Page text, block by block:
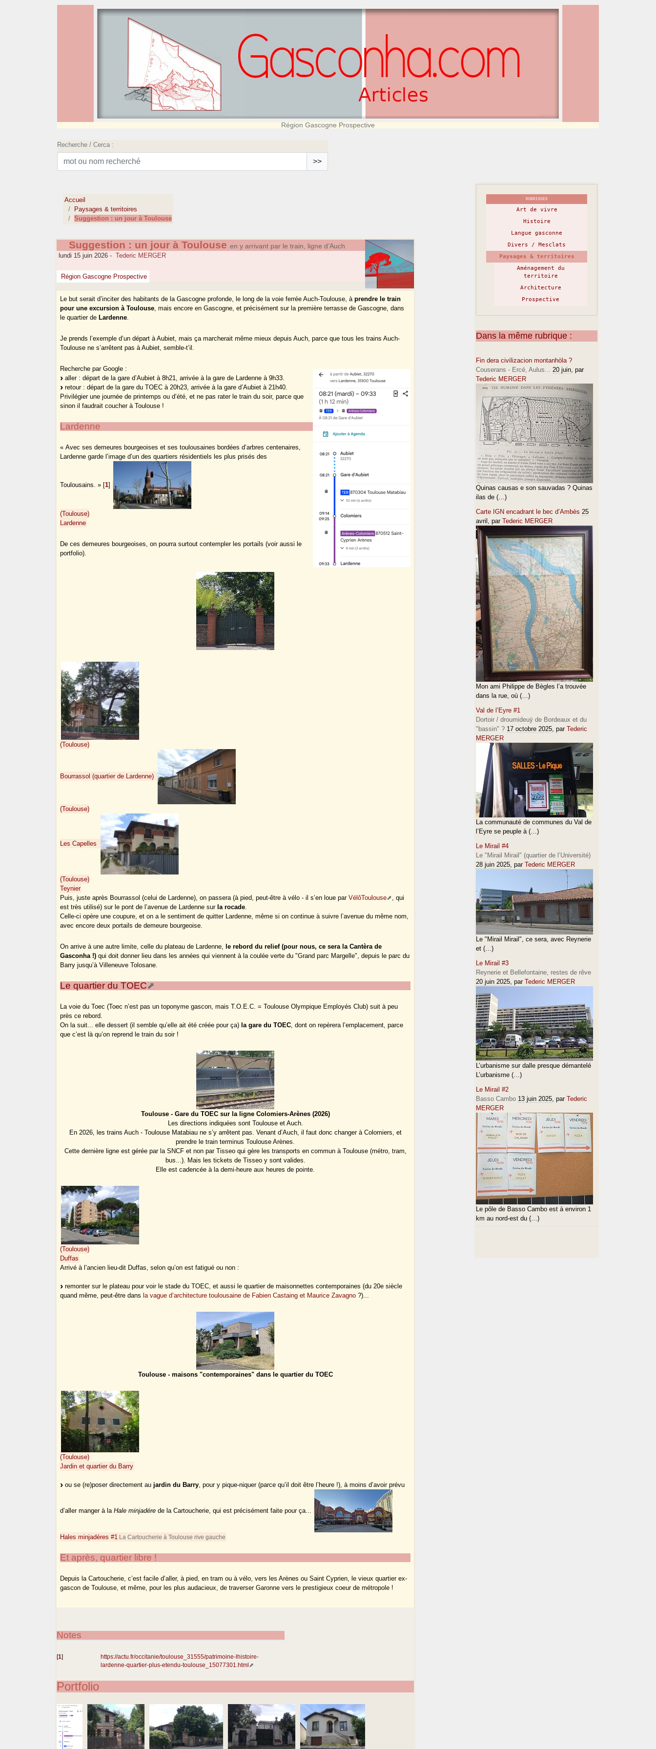
Région Gascogne Prospective
Recherche / Cerca :
>>
Accueil
Paysages & territoires
Suggestion : un jour à Toulouse
Suggestion : un jour à Toulouse en y arrivant par le train, ligne d’Auch
lundi 15 juin 2026 - Tederic MERGER
Région Gascogne Prospective
Le but serait d’inciter des habitants de la Gascogne profonde, le long de la voie ferrée Auch-Toulouse, àprendre le train
pour une excursion à Toulouse, mais encore en Gascogne, et précisément sur la première terrasse de Gascogne, dans
le quartier de Lardenne.
Je prends l’exemple d’un départ à Aubiet, mais ça marcherait même mieux depuis Auch, parce que tous les trains Auch-
Toulouse ne s’arrêtent pas à Aubiet, semble-t’il.
Recherche par Google :
aller : départ de la gare d’Aubiet à 8h21, arrivée à la gare de Lardenne à 9h33.
retour : départ de la gare du TOEC à 20h23, arrivée à la gare d’Aubiet à 21h40.
Privilégier une journée de printemps ou d’été, et ne pas rater le train du soir, parce que
sinon il faudrait coucher à Toulouse !
Lardenne
« Avec ses demeures bourgeoises et ses toulousaines bordées d’arbres centenaires,
Lardenne garde l’image d’un des quartiers résidentiels les plus prisés des
Toulousains. » [1]
(Toulouse)
Lardenne
De ces demeures bourgeoises, on pourra surtout contempler les portails (voir aussi le
portfolio).
(Toulouse)
Bourrassol (quartier de Lardenne)
(Toulouse)
Les Capelles
(Toulouse)
Teynier
Puis, juste après Bourrassol (celui de Lardenne), on passera (à pied, peut-être à vélo - il s’en loue parVélôToulouse
, qui
est très utilisé) sur le pont de l’avenue de Lardenne sur la rocade.
Celle-ci opère une coupure, et on a le sentiment de quitter Lardenne, même si on continue à suivre l’avenue du même nom,
avec encore deux portails de demeure bourgeoise.
On arrive à une autre limite, celle du plateau de Lardenne, le rebord du relief (pour nous, ce sera la Cantèra de
Gasconha !) qui doit donner lieu dans les années qui viennent à la coulée verte du "Grand parc Margelle", depuis le parc du
Barry jusqu’à Villeneuve Tolosane.
Le quartier du TOEC
La voie du Toec (Toec n’est pas un toponyme gascon, mais T.O.E.C. = Toulouse Olympique Employés Club) suit à peu
près ce rebord.
On la suit... elle dessert (il semble qu’elle ait été créée pour ça) la gare du TOEC, dont on repèrera l’emplacement, parce
que c’est là qu’on reprend le train du soir !
Toulouse - Gare du TOEC sur la ligne Colomiers-Arènes (2026)
Les directions indiquées sont Toulouse et Auch.
En 2026, les trains Auch - Toulouse Matabiau ne s’y arrêtent pas. Venant d’Auch, il faut donc changer à Colomiers, et
prendre le train terminus Toulouse Arènes.
Cette dernière ligne est gérée par la SNCF et non par Tisseo qui gère les transports en commun à Toulouse (métro, tram,
bus...). Mais les tickets de Tisseo y sont valides.
Elle est cadencée à la demi-heure aux heures de pointe.
(Toulouse)
Duffas
Arrivé à l’ancien lieu-dit Duffas, selon qu’on est fatigué ou non :
remonter sur le plateau pour voir le stade du TOEC, et aussi le quartier de maisonnettes contemporaines (du 20e siècle
quand même, peut-être dans la vague d’architecture toulousaine de Fabien Castaing et Maurice Zavagno ?)...
Toulouse - maisons "contemporaines" dans le quartier du TOEC
(Toulouse)
Jardin et quartier du Barry
ou se (re)poser directement au jardin du Barry, pour y pique-niquer (parce qu’il doit être l’heure !), à moins d’avoir prévu
d’aller manger à laHale minjadére de la Cartoucherie, qui est précisément faite pour ça...
Hales minjadéres #1 La Cartoucherie à Toulouse rive gauche
Et après, quartier libre !
Depuis la Cartoucherie, c’est facile d’aller, à pied, en tram ou à vélo, vers les Arènes ou Saint Cyprien, le vieux quartier ex-
gascon de Toulouse, et même, pour les plus audacieux, de traverser Garonne vers le prestigieux coeur de métropole !
Notes
[1]
https://actu.fr/occitanie/toulouse_31555/patrimoine-lhistoire-
lardenne-quartier-plus-etendu-toulouse_15077301.html
Portfolio
RUBRIQUES
Art de vivre
Histoire
Langue gasconne
Divers / Mesclats
Paysages & territoires
Aménagement du
territoire
Architecture
Prospective
Dans la même rubrique :
Fin dera civilizacion montanhòla ?
Couserans - Ercé, Aulus... 20 juin, par
Tederic MERGER
Quinas causas e son sauvadas ? Quinas
ilas de (…)
Carte IGN encadrant le bec d’Ambès 25
avril , par Tederic MERGER
Mon ami Philippe de Bègles l’a trouvée
dans la rue, où (…)
Val de l’Eyre #1
Dortoir / droumideuÿ de Bordeaux et du
"bassin" ? 17 octobre 2025, par Tederic
MERGER
La communauté de communes du Val de
l’Eyre se peuple à (…)
Le Mirail #4
Le "Mirail Mirail" (quartier de l’Université)
28 juin 2025, par Tederic MERGER
Le "Mirail Mirail", ce sera, avec Reynerie
et (…)
Le Mirail #3
Reynerie et Bellefontaine, restes de rêve
20 juin 2025, par Tederic MERGER
L’urbanisme sur dalle presque démantelé
L’urbanisme (…)
Le Mirail #2
Basso Cambo 13 juin 2025, par Tederic
MERGER
Le pôle de Basso Cambo est à environ 1
km au nord-est du (…)